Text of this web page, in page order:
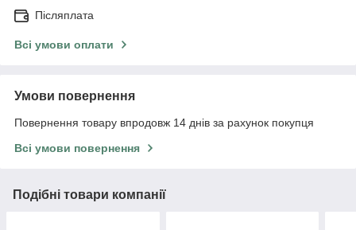
Післяплата
Всі умови оплати
Умови повернення
Повернення товару впродовж 14 днів за рахунок покупця
Всі умови повернення
Подібні товари компанії